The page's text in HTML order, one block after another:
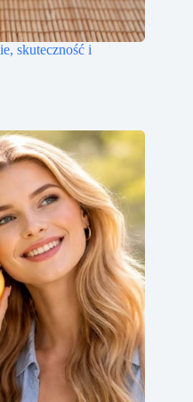
skuteczność i